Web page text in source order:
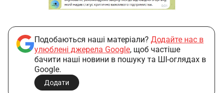
Подобаються наші матеріали? Додайте нас в
улюблені джерела Google, щоб частіше
бачити наші новини в пошуку та ШІ-оглядах в
Google.
Додати